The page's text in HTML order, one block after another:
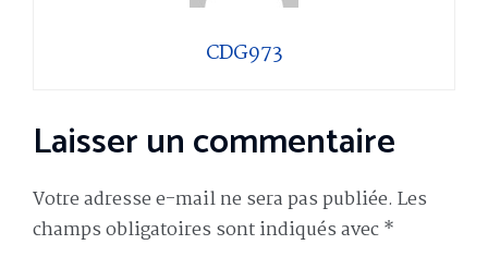
CDG973
Laisser un commentaire
Votre adresse e-mail ne sera pas publiée. Les
champs obligatoires sont indiqués avec*